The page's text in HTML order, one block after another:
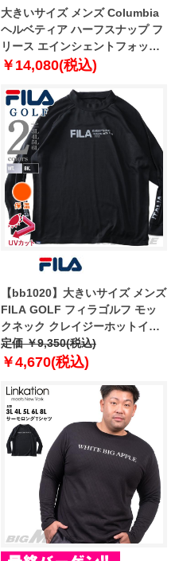
大きいサイズ メンズ Columbia
ヘルベティア ハーフスナップ フ
リース エインシェントフォッシ
ル 1278-2305-1 1X 2X 3X 4X 5X
￥14,080(税込)
【bb1020】大きいサイズ メンズ
FILA GOLF フィラゴルフ モッ
クネック クレイジーホットイン
ナー ロング Tシャツ 保温 UVカ
ット ゴルフウェア 782923k
定価 ￥9,350(税込)
￥4,670(税込)